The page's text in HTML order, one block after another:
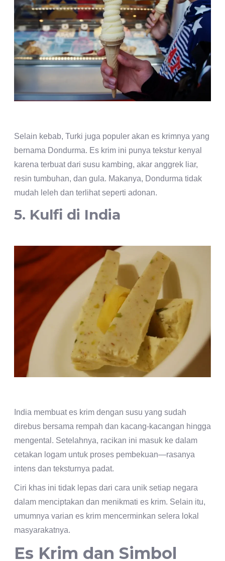
Selain kebab, Turki juga populer akan es krimnya yang
bernama Dondurma. Es krim ini punya tekstur kenyal
karena terbuat dari susu kambing, akar anggrek liar,
resin tumbuhan, dan gula. Makanya, Dondurma tidak
mudah leleh dan terlihat seperti adonan.
5. Kulfi di India
India membuat es krim dengan susu yang sudah
direbus bersama rempah dan kacang-kacangan hingga
mengental. Setelahnya, racikan ini masuk ke dalam
cetakan logam untuk proses pembekuan—rasanya
intens dan teksturnya padat.
Ciri khas ini tidak lepas dari cara unik setiap negara
dalam menciptakan dan menikmati es krim. Selain itu,
umumnya varian es krim mencerminkan selera lokal
masyarakatnya.
Es Krim dan Simbol